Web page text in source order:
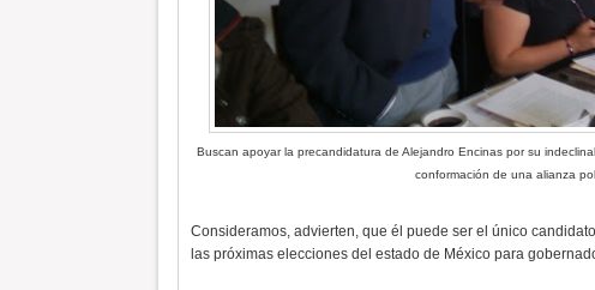
Buscan apoyar la precandidatura de Alejandro Encinas por su
conformación de una alianza
Consideramos, advierten, que él puede ser el único
las próximas elecciones del estado de México para